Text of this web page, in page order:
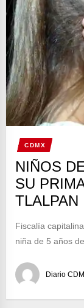
CDMX
NIÑOS
SU
TLALPAN
Fiscalía
niña de 5 años
Diario